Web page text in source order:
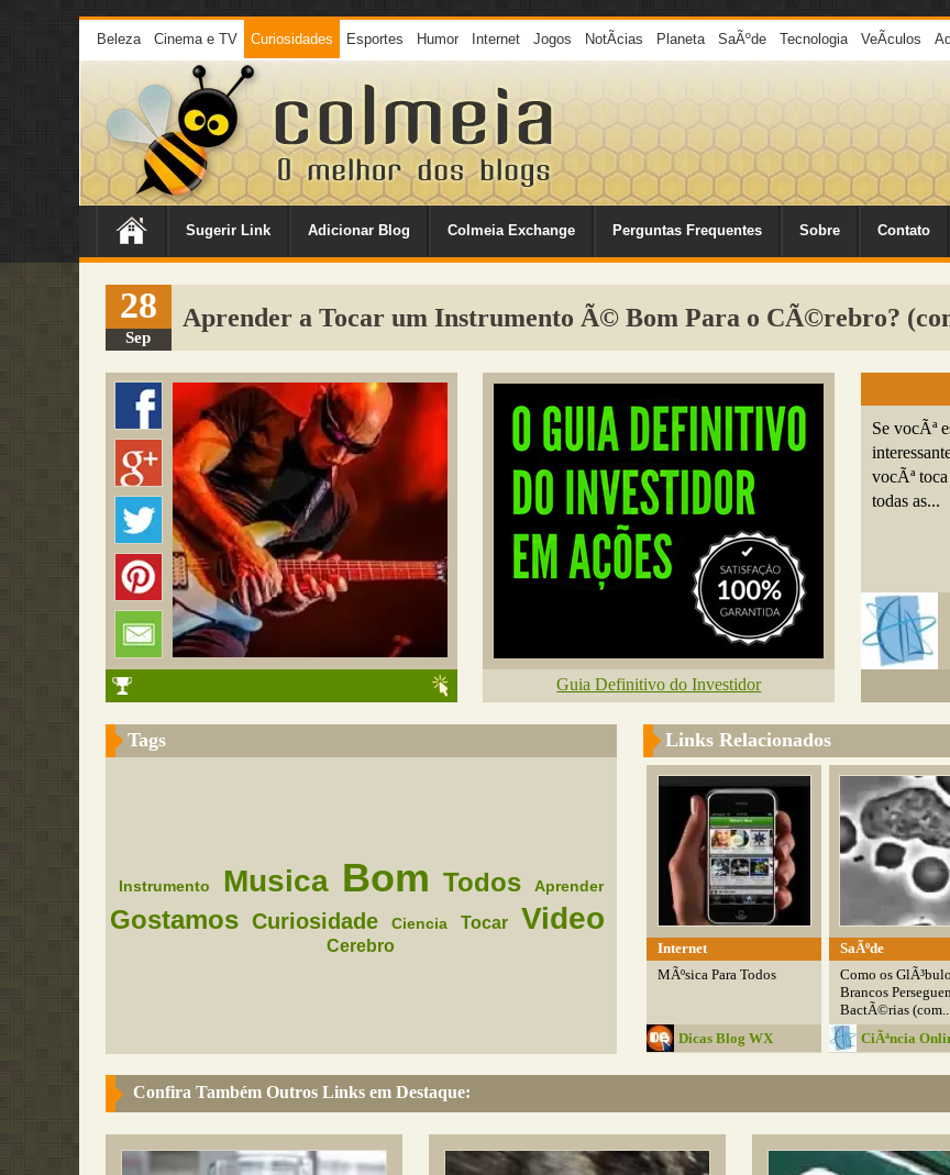
Beleza Cinema e TV Curiosidades Esportes Humor Internet Jogos NotÃ­cias Planeta SaÃºde Tecnologia VeÃ­culos
Sugerir Link Adicionar Blog Colmeia Exchange Perguntas Frequentes Sobre Contato
28
Sep
Aprender a Tocar um Instrumento Ã© Bom Para o CÃ©rebro?
Guia Definitivo do Investidor
Se vocÃª
vocÃª
todas as...
Tags
Instrumento Musica Bom Todos Aprender
Gostamos Curiosidade Ciencia Tocar Video
Cerebro
Links Relacionados
Internet
MÃºsica Para Todos
Dicas Blog WX
SaÃºde
Como os
Brancos
BactÃ©rias (com...
CiÃªncia
Confira Também Outros Links em Destaque: